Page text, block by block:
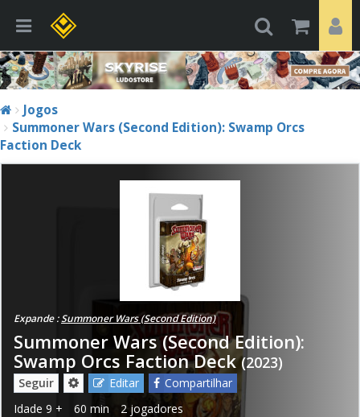
Jogos
Summoner Wars (Second Edition): Swamp Orcs
Faction Deck
Expande :Summoner Wars (Second Edition)
Summoner Wars (Second Edition):
Swamp Orcs Faction Deck (2023)
Seguir Editar
Compartilhar
Idade 9 + 60 min 2 jogadores